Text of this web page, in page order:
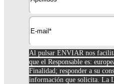
Al pulsar ENVIAR nos
que el Responsable es:
Finalidad; responder a su
información que solicita. La